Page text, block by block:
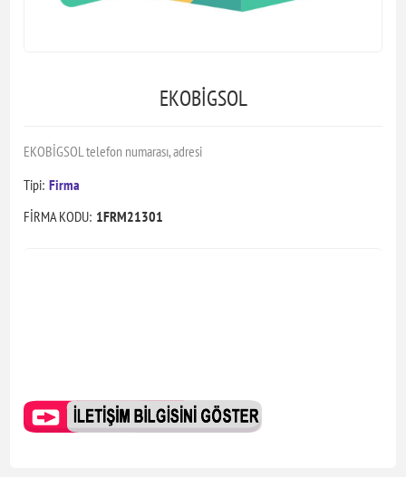
EKOBİGSOL
EKOBİGSOL telefon numarası, adresi
Tipi: Firma
FİRMA KODU: 1FRM21301